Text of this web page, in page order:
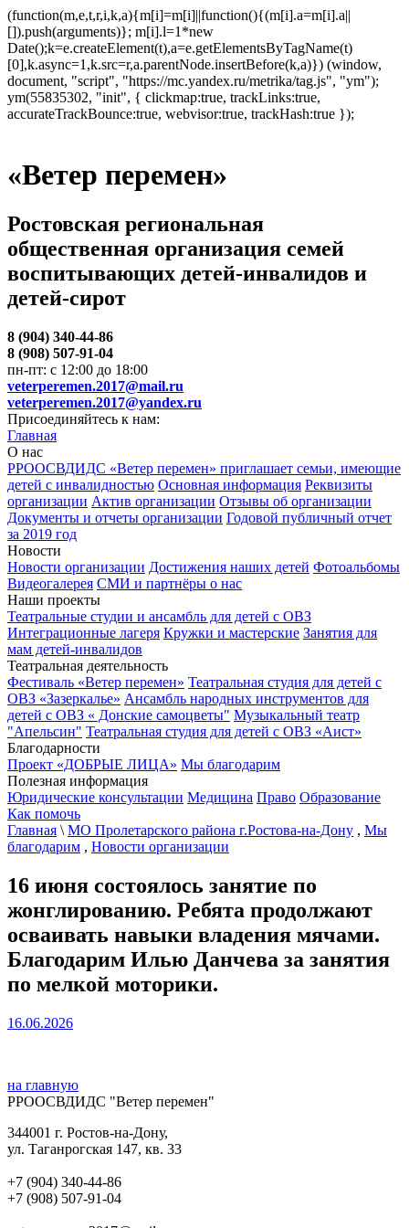
(function(m,e,t,r,i,k,a){m[i]=m[i]||function(){(m[i].a=m[i].a||
[]).push(arguments)}; m[i].l=1*new
Date();k=e.createElement(t),a=e.getElementsByTagName(t)
[0],k.async=1,k.src=r,a.parentNode.insertBefore(k,a)}) (window,
document, "script", "https://mc.yandex.ru/metrika/tag.js", "ym");
ym(55835302, "init", { clickmap:true, trackLinks:true,
accurateTrackBounce:true, webvisor:true, trackHash:true });
«Ветер перемен»
Ростовская региональная
общественная организация семей
воспитывающих детей-инвалидов и
детей-сирот
8 (904) 340-44-86
8 (908) 507-91-04
пн-пт: с 12:00 до 18:00
veterperemen.2017@mail.ru
veterperemen.2017@yandex.ru
Присоединяйтесь к нам:
Главная
О нас
РРООСВДИДС «Ветер перемен» приглашает семьи, имеющие
детей с инвалидностью Основная информация Реквизиты
организации Актив организации Отзывы об организации
Документы и отчеты организации Годовой публичный отчет
за 2019 год
Новости
Новости организации Достижения наших детей Фотоальбомы
Видеогалерея СМИ и партнёры о нас
Наши проекты
Театральные студии и ансамбль для детей с ОВЗ
Интеграционные лагеря Кружки и мастерские Занятия для
мам детей-инвалидов
Театральная деятельность
Фестиваль «Ветер перемен» Театральная студия для детей с
ОВЗ «Зазеркалье» Ансамбль народных инструментов для
детей с ОВЗ « Донские самоцветы" Музыкальный театр
"Апельсин" Театральная студия для детей с ОВЗ «Аист»
Благодарности
Проект «ДОБРЫЕ ЛИЦА» Мы благодарим
Полезная информация
Юридические консультации Медицина Право Образование
Как помочь
Главная \ МО Пролетарского района г.Ростова-на-Дону , Мы
благодарим , Новости организации
16 июня состоялось занятие по
жонглированию. Ребята продолжают
осваивать навыки владения мячами.
Благодарим Илью Данчева за занятия
по мелкой моторики.
16.06.2026
на главную
РРООСВДИДС "Ветер перемен"
344001 г. Ростов-на-Дону,
ул. Таганрогская 147, кв. 33‍
+7 (904) 340-44-86
+7 (908) 507-91-04‍